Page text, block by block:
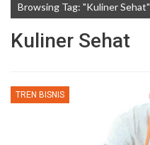
Browsing Tag: "kuliner Sehat"
Kuliner Sehat
TREN BISNIS